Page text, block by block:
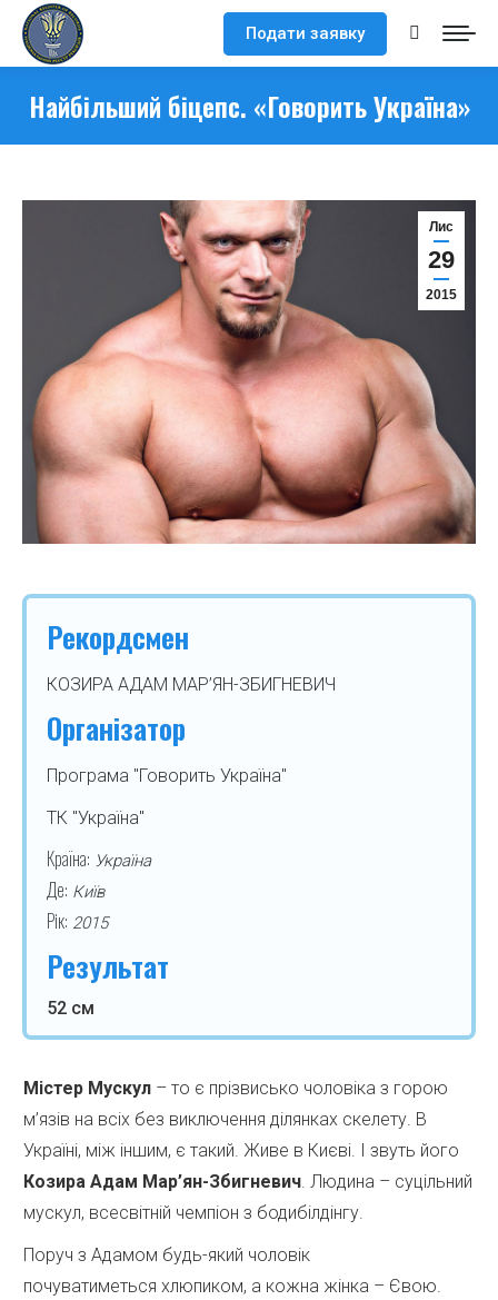
Подати заявку Search:
Найбільший біцепс. «Говорить Україна»
Лис
29
2015
Рекордсмен
КОЗИРА АДАМ МАР’ЯН-ЗБИГНЕВИЧ
Організатор
Програма "Говорить Україна"
ТК "Україна"
Країна: Україна
Де: Київ
Рік: 2015
Результат
52 см
Містер Мускул– то є прізвисько чоловіка з горою
м’язів на всіх без виключення ділянках скелету. В
Україні, між іншим, є такий. Живе в Києві. І звуть його
Козира Адам Мар’ян-Збигневич. Людина – суцільний
мускул, всесвітній чемпіон з бодибілдінгу.
Поруч з Адамом будь-який чоловік
почуватиметься хлюпиком, а кожна жінка – Євою.